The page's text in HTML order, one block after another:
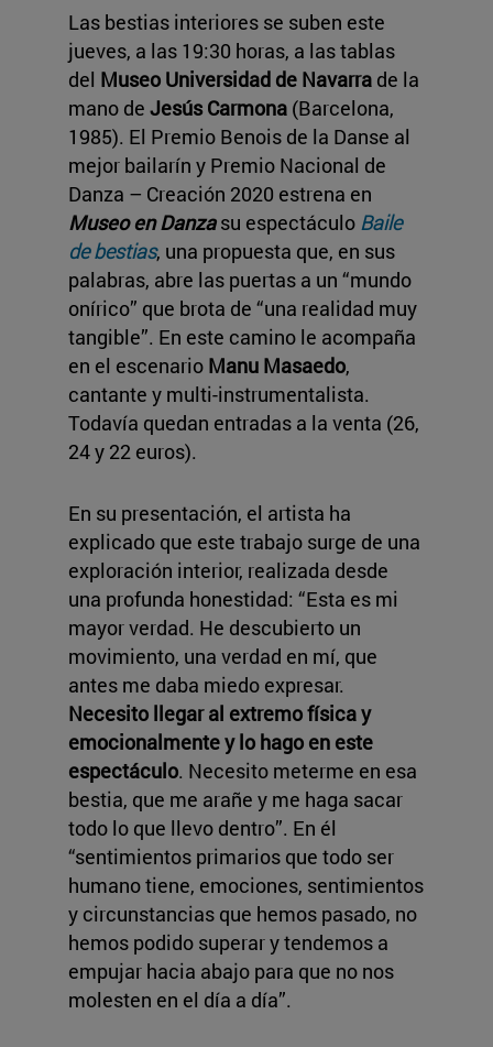
Las bestias interiores se suben este
jueves, a las 19:30 horas, a las tablas
del Museo Universidad de Navarra de la
mano de Jesús Carmona (Barcelona,
1985). El Premio Benois de la Danse al
mejor bailarín y Premio Nacional de
Danza – Creación 2020 estrena en
Museo en Danzasu espectáculo Baile
de bestias, una propuesta que, en sus
palabras, abre las puertas a un “mundo
onírico” que brota de “una realidad muy
tangible”. En este camino le acompaña
en el escenario Manu Masaedo,
cantante y multi-instrumentalista.
Todavía quedan entradas a la venta (26,
24 y 22 euros).
En su presentación, el artista ha
explicado que este trabajo surge de una
exploración interior, realizada desde
una profunda honestidad: “Esta es mi
mayor verdad. He descubierto un
movimiento, una verdad en mí, que
antes me daba miedo expresar.
Necesito llegar al extremo física y
emocionalmente y lo hago en este
espectáculo. Necesito meterme en esa
bestia, que me arañe y me haga sacar
todo lo que llevo dentro”. En él
“sentimientos primarios que todo ser
humano tiene, emociones, sentimientos
y circunstancias que hemos pasado, no
hemos podido superar y tendemos a
empujar hacia abajo para que no nos
molesten en el día a día”.